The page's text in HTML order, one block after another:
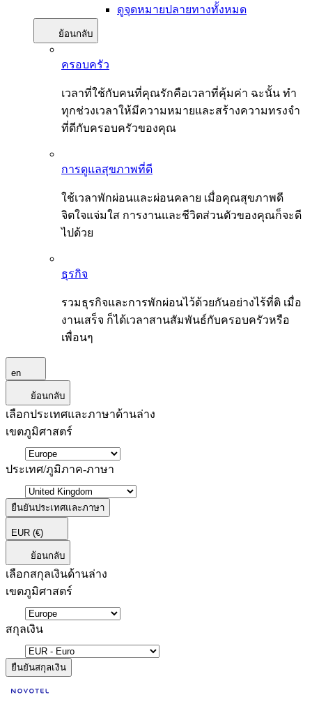
ดูจุดหมายปลายทางทั้งหมด
ย้อนกลับ
ครอบครัว
เวลาที่ใช้กับคนที่คุณรักคือเวลาที่คุ้มค่า ฉะนั้น ทำ
ทุกช่วงเวลาให้มีความหมายและสร้างความทรงจำ
ที่ดีกับครอบครัวของคุณ
การดูแลสุขภาพที่ดี
ใช้เวลาพักผ่อนและผ่อนคลาย เมื่อคุณสุขภาพดี
จิตใจแจ่มใส การงานและชีวิตส่วนตัวของคุณก็จะดี
ไปด้วย
ธุรกิจ
รวมธุรกิจและการพักผ่อนไว้ด้วยกันอย่างไร้ที่ติ เมื่อ
งานเสร็จ ก็ได้เวลาสานสัมพันธ์กับครอบครัวหรือ
เพื่อนๆ
en
ย้อนกลับ
เลือกประเทศและภาษาด้านล่าง
เขตภูมิศาสตร์
ประเทศ/ภูมิภาค-ภาษา
ยืนยันประเทศและภาษา
EUR (€)
ย้อนกลับ
เลือกสกุลเงินด้านล่าง
เขตภูมิศาสตร์
สกุลเงิน
ยืนยันสกุลเงิน